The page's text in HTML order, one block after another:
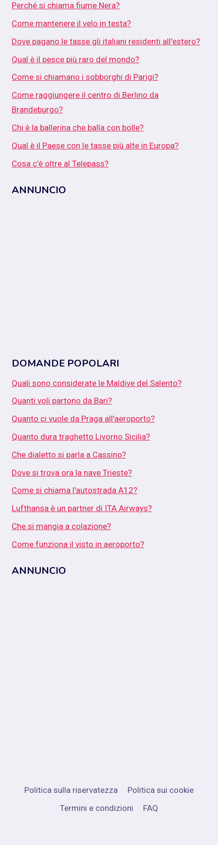
Perché si chiama fiume Nera?
Come mantenere il velo in testa?
Dove pagano le tasse gli italiani residenti all'estero?
Qual è il pesce più raro del mondo?
Come si chiamano i sobborghi di Parigi?
Come raggiungere il centro di Berlino da
Brandeburgo?
Chi è la ballerina che balla con bolle?
Qual è il Paese con le tasse più alte in Europa?
Cosa c'è oltre al Telepass?
ANNUNCIO
DOMANDE POPOLARI
Quali sono considerate le Maldive del Salento?
Quanti voli partono da Bari?
Quanto ci vuole da Praga all'aeroporto?
Quanto dura traghetto Livorno Sicilia?
Che dialetto si parla a Cassino?
Dove si trova ora la nave Trieste?
Come si chiama l'autostrada A12?
Lufthansa è un partner di ITA Airways?
Che si mangia a colazione?
Come funziona il visto in aeroporto?
ANNUNCIO
Politica sulla riservatezza
Politica sui cookie
Termini e condizioni
FAQ